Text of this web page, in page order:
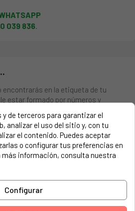
039 836.
encontrarás en la etiqueta de tu
estar formado por números y
PHILIPS, CG7222-01
NON STOP PRO
y de terceros para garantizar el
analizar el uso del sitio y, con tu
el contenido. Puedes aceptar
o configurar tus preferencias en
más información, consulta nuestra
Configurar